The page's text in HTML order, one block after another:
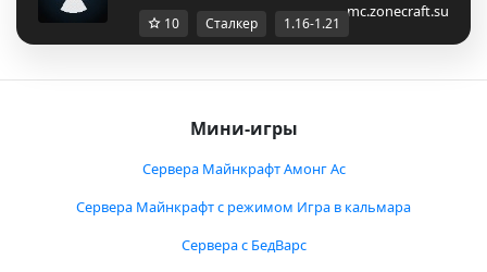
mc.zonecraft.su
10 Сталкер 1.16-1.21
Мини-игры
Сервера Майнкрафт Амонг Ас
Сервера Майнкрафт с режимом Игра в кальмара
Сервера с БедВарс